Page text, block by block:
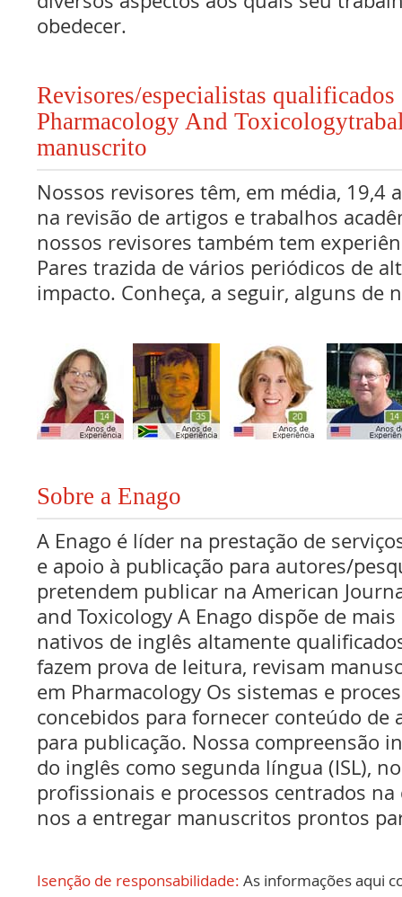
obedecer.
Revisores/especialistas
Pharmacology And
manuscrito
Nossos revisores têm, em média, 19,4
na revisão de artigos e trabalhos
nossos revisores também tem
Pares trazida de vários periódicos de
impacto. Conheça, a seguir, alguns de
Sobre a Enago
A Enago é líder na prestação de
e apoio à publicação para autores/
pretendem publicar na American
and Toxicology A Enago dispõe de
nativos de inglês altamente
fazem prova de leitura, revisam
em Pharmacology Os sistemas e
concebidos para fornecer conteúdo de
para publicação. Nossa compreensão
do inglês como segunda língua (ISL),
profissionais e processos centrados
nos a entregar manuscritos prontos
Isenção de responsabilidade: As informações aqui